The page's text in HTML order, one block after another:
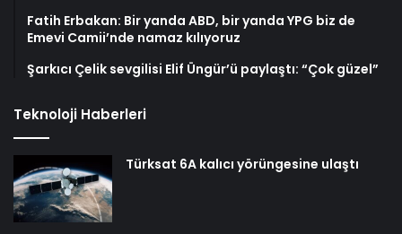
Fatih Erbakan: Bir yanda ABD, bir yanda YPG biz de
Emevi Camii’nde namaz kılıyoruz
Şarkıcı Çelik sevgilisi Elif Üngür’ü paylaştı: “Çok güzel”
Teknoloji Haberleri
Türksat 6A kalıcı yörüngesine ulaştı